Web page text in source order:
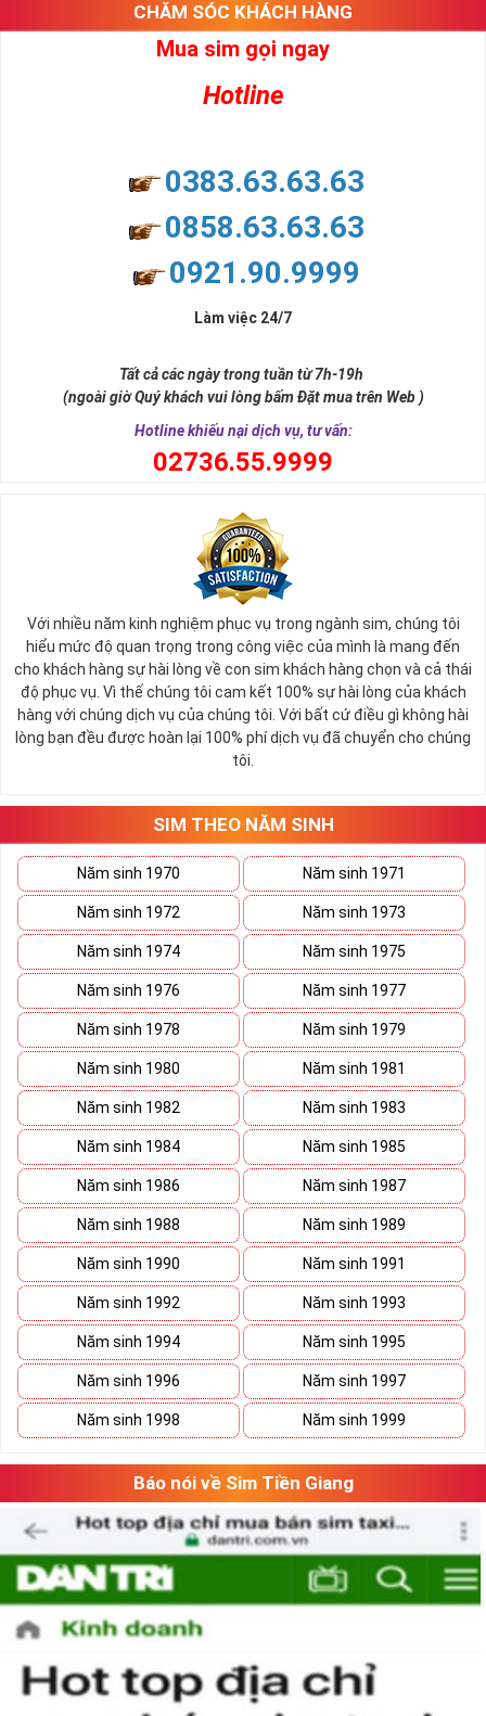
CHĂM SÓC KHÁCH HÀNG
Mua sim gọi ngay
Hotline
0383.63.63.63
0858.63.63.63
0921.90.9999
Làm việc 24/7
Tất cả các ngày trong tuần từ 7h-19h
(ngoài giờ Quý khách vui lòng bấm Đặt mua trên Web )
Hotline khiếu nại dịch vụ, tư vấn:
02736.55.9999
Với nhiều năm kinh nghiệm phục vụ trong ngành sim, chúng tôi
hiểu mức độ quan trọng trong công việc của mình là mang đến
cho khách hàng sự hài lòng về con sim khách hàng chọn và cả thái
độ phục vụ. Vì thế chúng tôi cam kết 100% sự hài lòng của khách
hàng với chúng dịch vụ của chúng tôi. Với bất cứ điều gì không hài
lòng bạn đều được hoàn lại 100% phí dịch vụ đã chuyển cho chúng
tôi.
SIM THEO NĂM SINH
Năm sinh 1970 Năm sinh 1971
Năm sinh 1972 Năm sinh 1973
Năm sinh 1974 Năm sinh 1975
Năm sinh 1976 Năm sinh 1977
Năm sinh 1978 Năm sinh 1979
Năm sinh 1980 Năm sinh 1981
Năm sinh 1982 Năm sinh 1983
Năm sinh 1984 Năm sinh 1985
Năm sinh 1986 Năm sinh 1987
Năm sinh 1988 Năm sinh 1989
Năm sinh 1990 Năm sinh 1991
Năm sinh 1992 Năm sinh 1993
Năm sinh 1994 Năm sinh 1995
Năm sinh 1996 Năm sinh 1997
Năm sinh 1998 Năm sinh 1999
Báo nói về Sim Tiền Giang